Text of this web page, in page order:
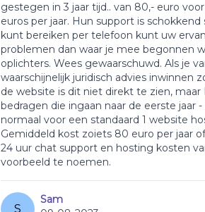
gestegen in 3 jaar tijd.. van 80,- euro
euros per jaar. Hun support is
kunt bereiken per telefoon kunt uw
problemen dan waar je mee begonnen
oplichters. Wees gewaarschuwd. Als je
waarschijnelijk juridisch advies inwinnen
de website is dit niet direkt te zien,
bedragen die ingaan naar de eerste jaar
normaal voor een standaard 1 website
Gemiddeld kost zoiets 80 euro per jaar
24 uur chat support en hosting kosten
voorbeeld te noemen.
S
Sam